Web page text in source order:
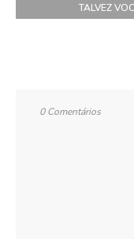
TALVEZ
0 Comentários